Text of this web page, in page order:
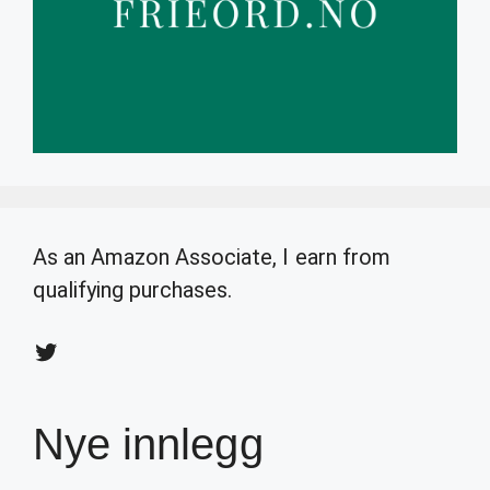
As an Amazon Associate, I earn from
qualifying purchases.
Twitter
Nye innlegg